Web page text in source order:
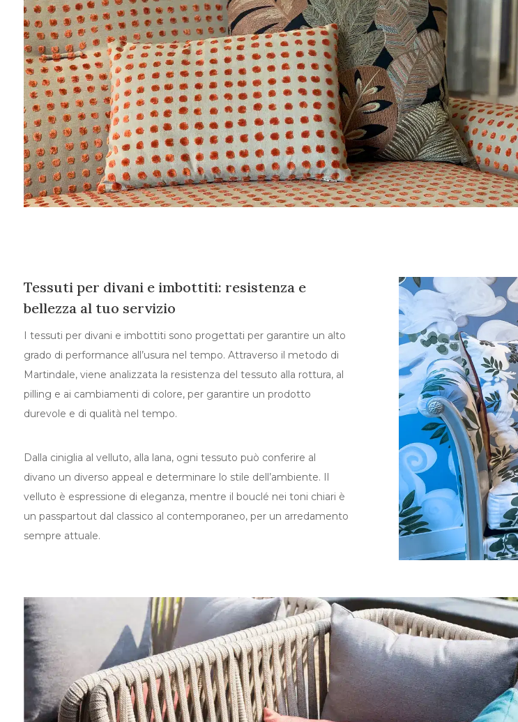
Tessuti per divani e imbottiti: resistenza e
bellezza al tuo servizio
I tessuti per divani e imbottiti sono progettati per garantire un alto
grado di performance all’usura nel tempo. Attraverso il metodo di
Martindale, viene analizzata la resistenza del tessuto alla rottura, al
pilling e ai cambiamenti di colore, per garantire un prodotto
durevole e di qualità nel tempo.
Dalla ciniglia al velluto, alla lana, ogni tessuto può conferire al
divano un diverso appeal e determinare lo stile dell’ambiente. Il
velluto è espressione di eleganza, mentre il bouclé nei toni chiari è
un passpartout dal classico al contemporaneo, per un arredamento
sempre attuale.